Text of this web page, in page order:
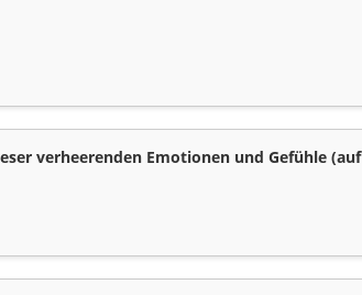
verheerenden Emotionen und Gefühle (auf